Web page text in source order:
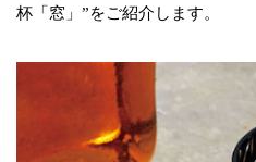
杯「窓」”をご紹介します。